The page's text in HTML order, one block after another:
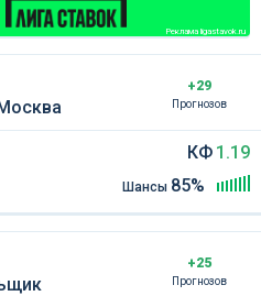
Реклама ligastavok.ru
+29
Прогнозов
КФ 1.19
Шансы 85%
+25
Прогнозов